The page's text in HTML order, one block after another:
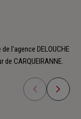
l'agence DELOUCHE
CARQUEIRANNE.